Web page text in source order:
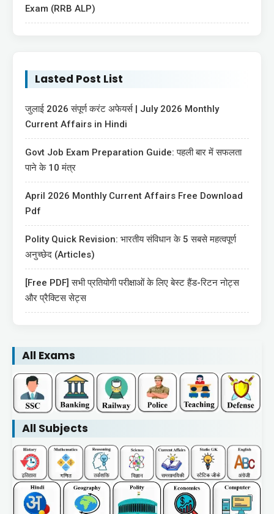
Exam (RRB ALP)
Lasted Post List
जुलाई 2026 संपूर्ण करंट अफेयर्स | July 2026 Monthly
Current Affairs in Hindi
Govt Job Exam Preparation Guide: पहली बार में सफलता
पाने के 10 मंत्र
April 2026 Monthly Current Affairs Free Download
Pdf
Polity Quick Revision: भारतीय संविधान के 5 सबसे महत्वपूर्ण
अनुच्छेद (Articles)
[Free PDF] सभी प्रतियोगी परीक्षाओं के लिए बेस्ट हैंड-रिटन नोट्स
और प्रैक्टिस सेट्स
All Exams
All Subjects